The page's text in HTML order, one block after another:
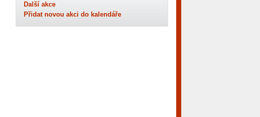
Další akce
Přidat novou akci do kalendáře